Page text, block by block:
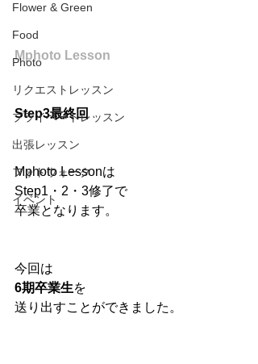
Flower & Green
Food
Photo
リクエストレッスン
プライベートレッスン
出張レッスン
フォトウォーク
イベント
Mphoto Lesson
Step3最終回
Mphoto Lessonは
Step1・2・3修了で
卒業となります。
今回は
6期卒業生を
送り出すことができました。